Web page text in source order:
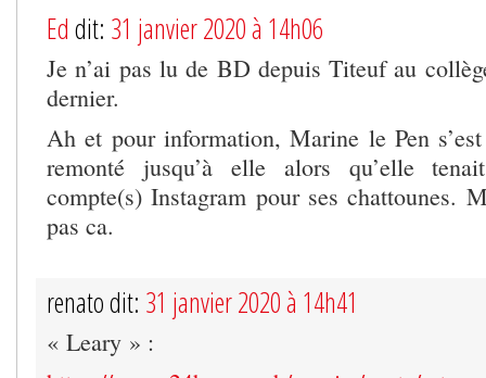
Ed dit: 31 janvier 2020 à 14h06
Je n’ai pas lu de BD depuis Titeuf au
dernier.
Ah et pour information, Marine le Pen
remonté jusqu’à elle alors qu’elle
compte(s) Instagram pour ses chattounes.
pas ca.
renato dit: 31 janvier 2020 à 14h41
« Leary » :